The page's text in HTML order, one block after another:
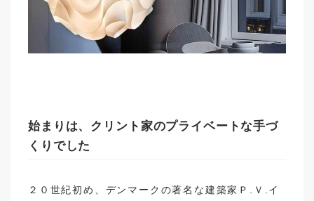
始まりは、クリント家のプライベートな手づ
くりでした
２０世紀初め、デンマークの著名な建築家Ｐ.Ｖ.イ